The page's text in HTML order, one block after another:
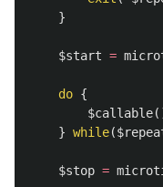
}
$start =
do {
$callable
} while(
$stop =